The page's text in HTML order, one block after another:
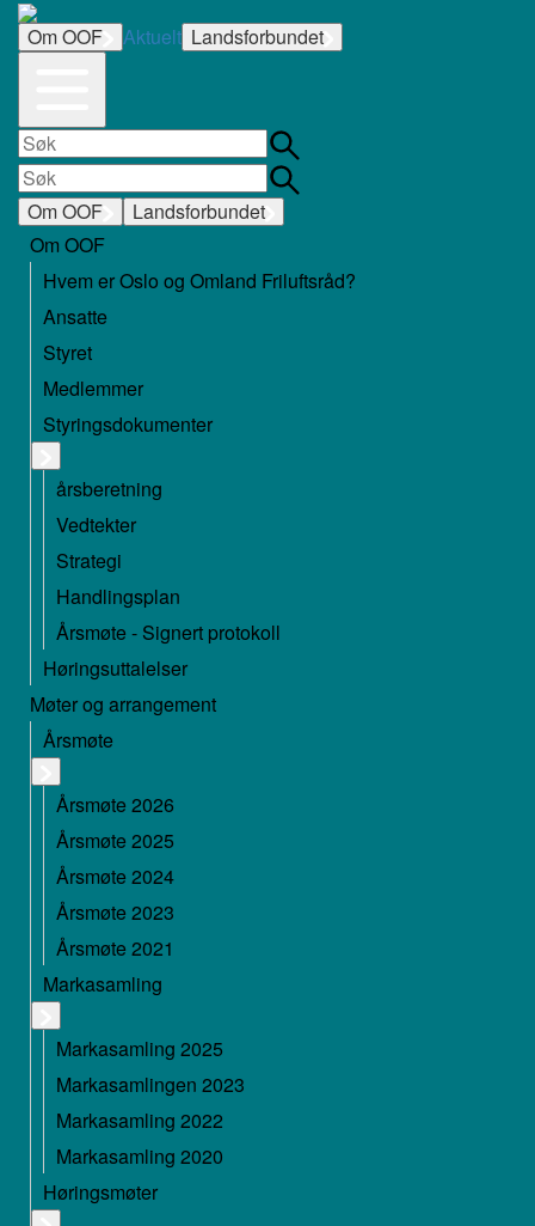
Om OOF Aktuelt Landsforbundet
Om OOF
Landsforbundet
Om OOF
Hvem er Oslo og Omland Friluftsråd?
Ansatte
Styret
Medlemmer
Styringsdokumenter
årsberetning
Vedtekter
Strategi
Handlingsplan
Årsmøte - Signert protokoll
Høringsuttalelser
Møter og arrangement
Årsmøte
Årsmøte 2026
Årsmøte 2025
Årsmøte 2024
Årsmøte 2023
Årsmøte 2021
Markasamling
Markasamling 2025
Markasamlingen 2023
Markasamling 2022
Markasamling 2020
Høringsmøter